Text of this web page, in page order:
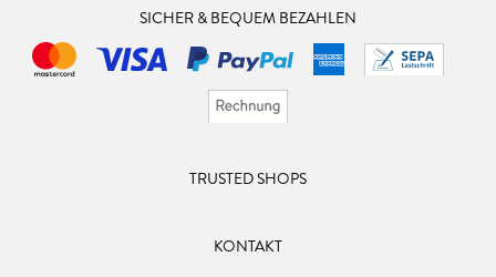
SICHER & BEQUEM BEZAHLEN
TRUSTED SHOPS
KONTAKT